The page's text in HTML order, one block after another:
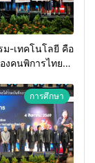
ม-เทคโนโลยี คือ
งคนพิการไทย
การศึกษา